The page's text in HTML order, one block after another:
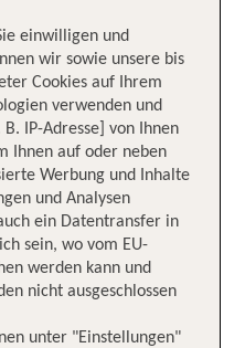
einwilligen und
wir sowie unsere bis
Cookies auf Ihrem
verwenden und
IP-Adresse] von Ihnen
Ihnen auf oder neben
Werbung und Inhalte
und Analysen
ein Datentransfer in
sein, wo vom EU-
werden kann und
nicht ausgeschlossen
unter "Einstellungen"